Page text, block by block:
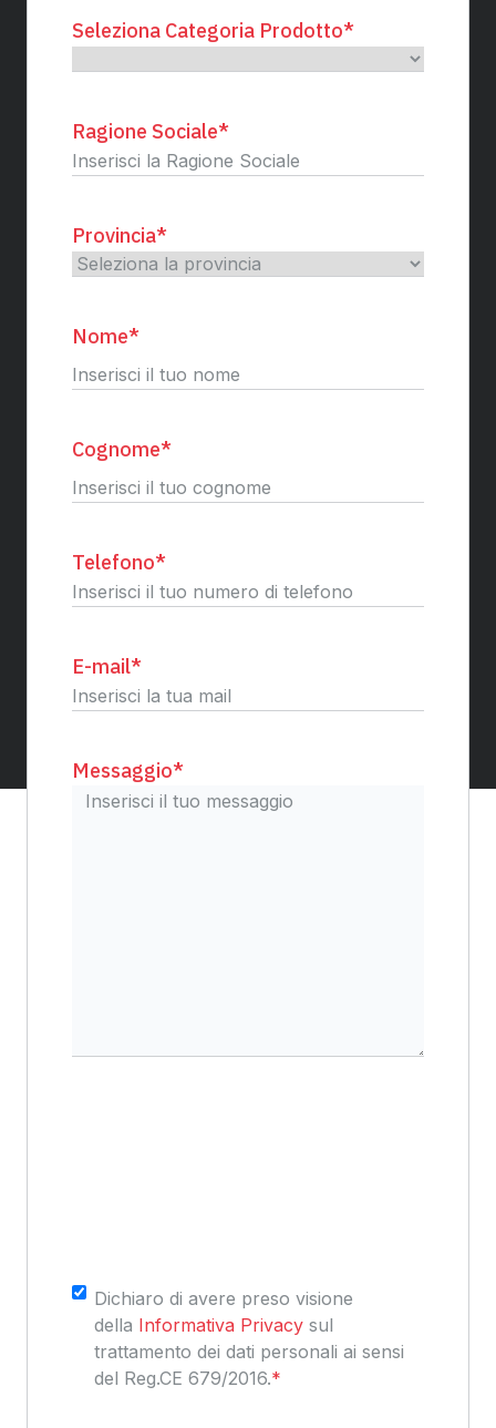
Seleziona Categoria Prodotto*
Ragione Sociale*
Provincia*
Nome*
Cognome*
Telefono*
E-mail*
Messaggio*
Consenso*
Dichiaro di avere preso visione
della Informativa Privacy sul
trattamento dei dati personali ai sensi
del Reg.CE 679/2016.*